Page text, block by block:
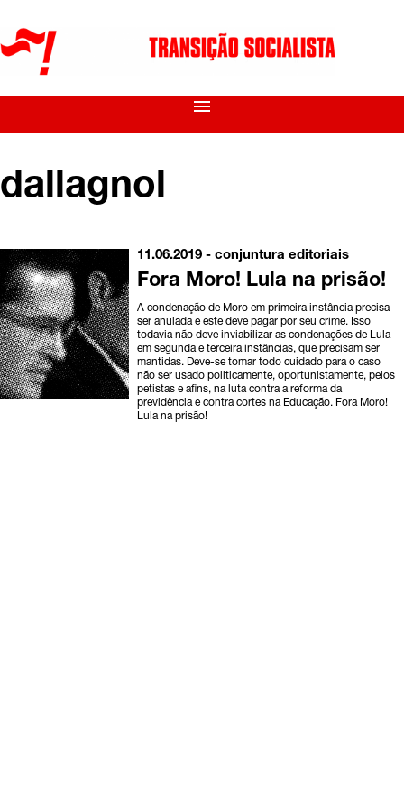
menu
dallagnol
11.06.2019 -conjuntura editoriais
Fora Moro! Lula na prisão!
A condenação de Moro em primeira instância precisa
ser anulada e este deve pagar por seu crime. Isso
todavia não deve inviabilizar as condenações de Lula
em segunda e terceira instâncias, que precisam ser
mantidas. Deve-se tomar todo cuidado para o caso
não ser usado politicamente, oportunistamente, pelos
petistas e afins, na luta contra a reforma da
previdência e contra cortes na Educação. Fora Moro!
Lula na prisão!